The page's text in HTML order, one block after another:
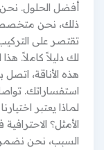
أفضل الحلول. نحن
ذلك، نحن
تقتصر على
لك دليلاً كاملاً.
هذه الأناقة، اتصل
لماذا يعتبر
الأمثل؟
السبب، نحن نضمن